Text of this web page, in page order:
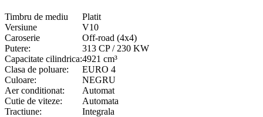
Timbru de mediu
Platit
Versiune
V10
Caroserie
Off-road (4x4)
Putere:
313 CP / 230 KW
Capacitate cilindrica:4921 cm³
Clasa de poluare:
EURO 4
Culoare:
NEGRU
Aer conditionat:
Automat
Cutie de viteze:
Automata
Tractiune:
Integrala